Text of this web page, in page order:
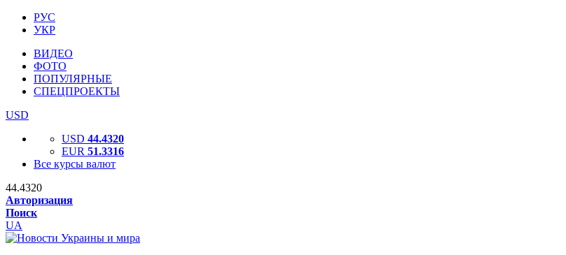
РУС
УКР
ВИДЕО
ФОТО
ПОПУЛЯРНЫЕ
СПЕЦПРОЕКТЫ
USD
USD 44.4320
EUR 51.3316
Все курсы валют
44.4320
Авторизация
Поиск
UA